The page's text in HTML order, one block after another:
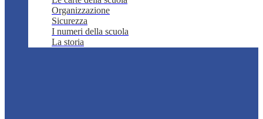
Organizzazione
Sicurezza
I numeri della scuola
La storia